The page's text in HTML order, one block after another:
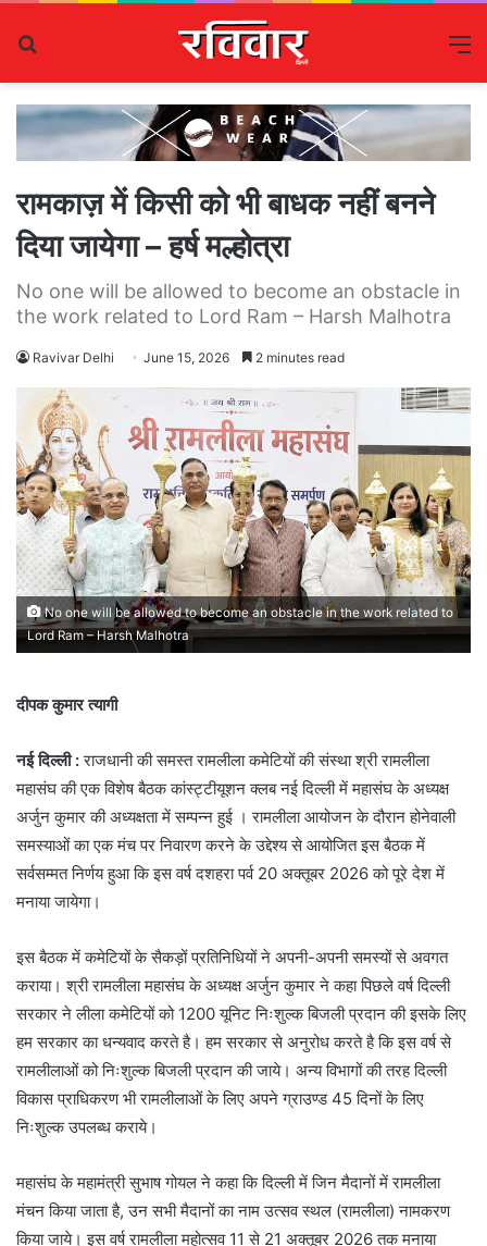
रामकाज़ में किसी को भी बाधक नहीं बनने
दिया जायेगा – हर्ष मल्होत्रा
No one will be allowed to become an obstacle in
the work related to Lord Ram – Harsh Malhotra
Ravivar Delhi June 15, 2026 2 minutes read
No one will be allowed to become an obstacle in the work related to
Lord Ram – Harsh Malhotra
दीपक कुमार त्यागी
नई दिल्ली :राजधानी की समस्त रामलीला कमेटियों की संस्था श्री रामलीला
महासंघ की एक विशेष बैठक कांस्ट्टीयूशन क्लब नई दिल्ली में महासंघ के अध्यक्ष
अर्जुन कुमार की अध्यक्षता में सम्पन्न हुई । रामलीला आयोजन के दौरान होनेवाली
समस्याओं का एक मंच पर निवारण करने के उद्देश्य से आयोजित इस बैठक में
सर्वसम्मत निर्णय हुआ कि इस वर्ष दशहरा पर्व 20 अक्तूबर 2026 को पूरे देश में
मनाया जायेगा।
इस बैठक में कमेटियों के सैकड़ों प्रतिनिधियों ने अपनी-अपनी समस्यों से अवगत
कराया। श्री रामलीला महासंघ के अध्यक्ष अर्जुन कुमार ने कहा पिछले वर्ष दिल्ली
सरकार ने लीला कमेटियों को 1200 यूनिट निःशुल्क बिजली प्रदान की इसके लिए
हम सरकार का धन्यवाद करते है। हम सरकार से अनुरोध करते है कि इस वर्ष से
रामलीलाओं को निःशुल्क बिजली प्रदान की जाये। अन्य विभागों की तरह दिल्ली
विकास प्राधिकरण भी रामलीलाओं के लिए अपने ग्राउण्ड 45 दिनों के लिए
निःशुल्क उपलब्ध कराये।
महासंघ के महामंत्री सुभाष गोयल ने कहा कि दिल्ली में जिन मैदानों में रामलीला
मंचन किया जाता है, उन सभी मैदानों का नाम उत्सव स्थल (रामलीला) नामकरण
किया जाये। इस वर्ष रामलीला महोत्सव 11 से 21 अक्तूबर 2026 तक मनाया